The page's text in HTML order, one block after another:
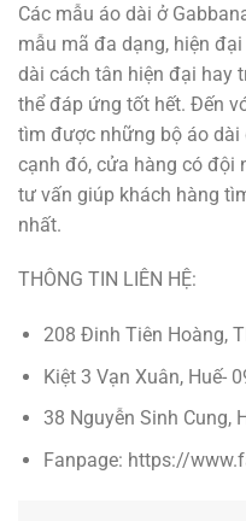
Các mẫu áo dài ở
mẫu mã đa dạng, hiện
dài cách tân hiện đại hay
thể đáp ứng tốt hết. Đến
tìm được những bộ áo dài
cạnh đó, cửa hàng có đội
tư vấn giúp khách hàng
nhất.
THÔNG TIN LIÊN HỆ:
208 Đinh Tiên Hoàng,
Kiệt 3 Vạn Xuân, Huế-
38 Nguyễn Sinh Cung,
Fanpage: https://